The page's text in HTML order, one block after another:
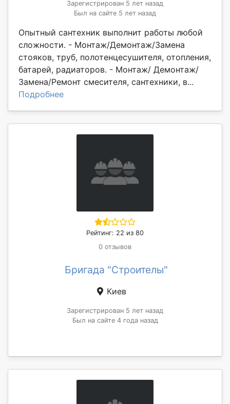
Зарегистрирован 5 лет назад
Был на сайте 5 лет назад
Опытный сантехник выполнит работы любой
сложности. - Монтаж/Демонтаж/Замена
стояков, труб, полотенцесушителя, отопления,
батарей, радиаторов. - Монтаж/ Демонтаж/
Замена/Ремонт смесителя, сантехники, в...
Подробнее
Рейтинг: 22 из 80
0 отзывов
Бригада "Строителы"
Киев
Зарегистрирован 5 лет назад
Был на сайте 4 года назад